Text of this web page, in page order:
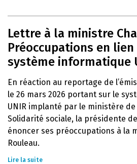
Lettre à la ministre
Préoccupations en lien
système informatique
En réaction au reportage de
le 26 mars 2026 portant sur le
UNIR implanté par le ministère de
Solidarité sociale, la présidente
énoncer ses préoccupations à la
Rouleau.
Lire la suite